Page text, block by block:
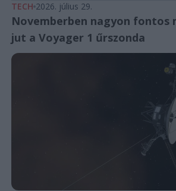
TECH 2026. július 29.
Novemberben nagyon fontos
jut a Voyager 1 űrszonda